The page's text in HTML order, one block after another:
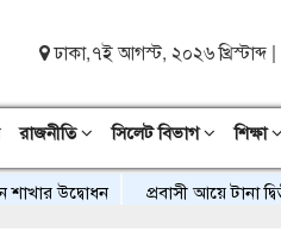
ঢাকা,৭ই আগস্ট, ২০২৬ খ্রিস্টাব্দ|
রাজনীতি সিলেট বিভাগ শিক্ষা
প্রবাসী আয়ে টানা দ্বিতীয়